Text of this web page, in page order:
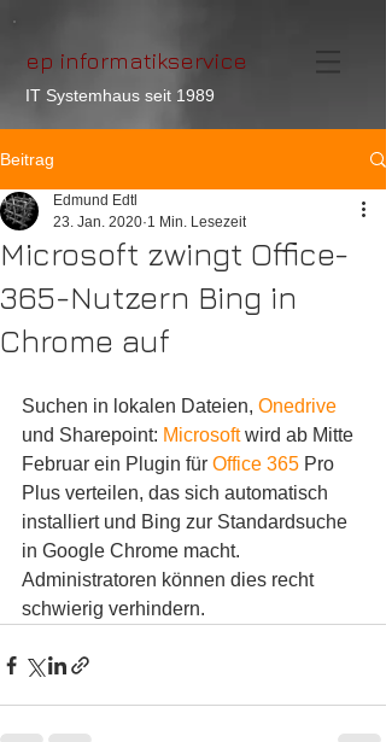
ep informatikservice
IT Systemhaus seit 1989
Beitrag
Microsoft zwingt Office-
365-Nutzern Bing in
Chrome auf
Edmund Edtl
23. Jan. 2020 1 Min. Lesezeit
Suchen in lokalen Dateien, Onedrive
und Sharepoint: Microsoft wird ab Mitte
Februar ein Plugin für Office 365 Pro
Plus verteilen, das sich automatisch
installiert und Bing zur Standardsuche
in Google Chrome macht.
Administratoren können dies recht
schwierig verhindern.